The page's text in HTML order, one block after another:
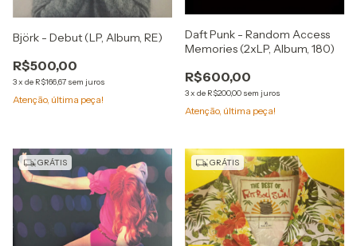
Björk - Debut (LP, Album, RE)
R$500,00
3x de R$166,67 sem juros
Atenção, última peça!
Daft Punk - Random Access
Memories (2xLP, Album, 180)
R$600,00
3x de R$200,00 sem juros
Atenção, última peça!
GRÁTIS GRÁTIS